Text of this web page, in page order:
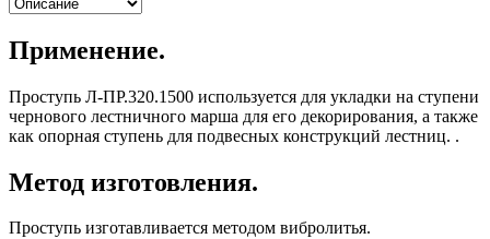
Применение.
Проступь Л-ПР.320.1500 используется для укладки на ступени
чернового лестничного марша для его декорирования, а также
как опорная ступень для подвесных конструкций лестниц. .
Метод изготовления.
Проступь изготавливается методом вибролитья.